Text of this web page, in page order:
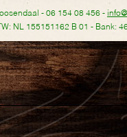
- 06 154 08 456 -
NL 155151162 B 01 - Bank: